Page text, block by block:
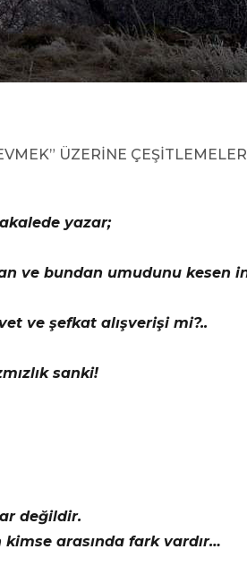
ÜZERİNE
yazar;
ve bundan umudunu kesen
ve şefkat alışverişi mi?..
sanki!
değildir.
arasında fark vardır…